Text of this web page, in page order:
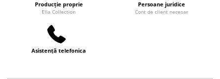
Producție proprie
Ella Collection
Persoane juridice
Cont de client necesar
Asistență telefonica